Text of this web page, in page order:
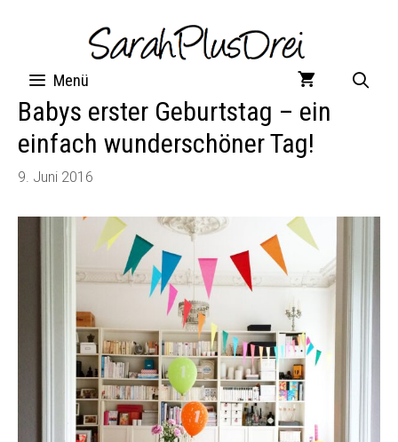
Menü
Babys erster Geburtstag – ein
einfach wunderschöner Tag!
9. Juni 2016